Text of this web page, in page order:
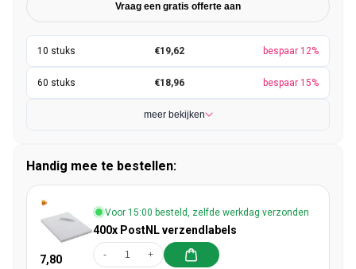
Vraag een gratis offerte aan
€19,62 bespaar 12%
€18,96 bespaar 15%
meer bekijken
Handig mee te bestellen:
7,80
Voor 15:00 besteld, zelfde werkdag verzonden
400x PostNL verzendlabels
- +